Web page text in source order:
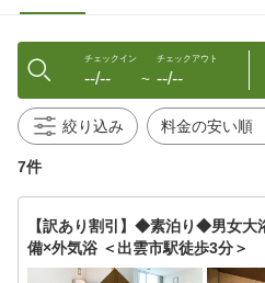
チェックイン
--/-- 〜
チェックアウト
--/--
絞り込み
7件
【訳あり割引】◆素泊り◆男女大
備×外気浴 ＜出雲市駅徒歩3分＞